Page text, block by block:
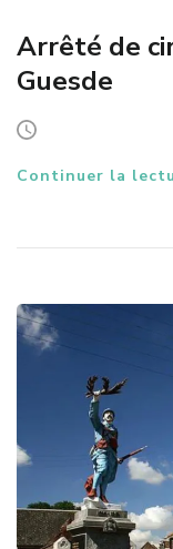
Arrêté de
Guesde
Continuer la